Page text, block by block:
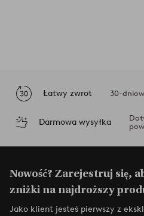
Łatwy zwrot 30-
Darmowa wysyłka
Nowość? Zarejestruj się,
zniżki na najdroższy
Jako klient jesteś pierwszy z